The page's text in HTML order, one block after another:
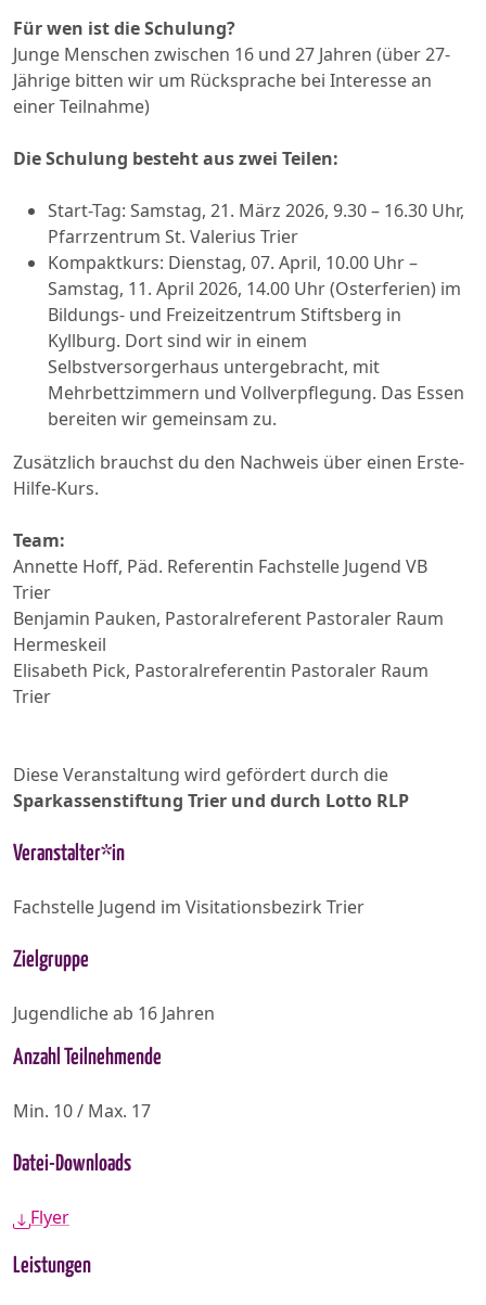
Für wen ist die Schulung?
Junge Menschen zwischen 16 und 27 Jahren (über 27-
Jährige bitten wir um Rücksprache bei Interesse an
einer Teilnahme)
Die Schulung besteht aus zwei Teilen:
Start-Tag: Samstag, 21. März 2026, 9.30 – 16.30 Uhr,
Pfarrzentrum St. Valerius Trier
Kompaktkurs: Dienstag, 07. April, 10.00 Uhr –
Samstag, 11. April 2026, 14.00 Uhr (Osterferien) im
Bildungs- und Freizeitzentrum Stiftsberg in
Kyllburg. Dort sind wir in einem
Selbstversorgerhaus untergebracht, mit
Mehrbettzimmern und Vollverpflegung. Das Essen
bereiten wir gemeinsam zu.
Zusätzlich brauchst du den Nachweis über einen Erste-
Hilfe-Kurs.
Team:
Annette Hoff, Päd. Referentin Fachstelle Jugend VB
Trier
Benjamin Pauken, Pastoralreferent Pastoraler Raum
Hermeskeil
Elisabeth Pick, Pastoralreferentin Pastoraler Raum
Trier
Diese Veranstaltung wird gefördert durch die
Sparkassenstiftung Trier und durch Lotto RLP
Veranstalter*in
Fachstelle Jugend im Visitationsbezirk Trier
Zielgruppe
Jugendliche ab 16 Jahren
Anzahl Teilnehmende
Min. 10 / Max. 17
Datei-Downloads
Flyer
Leistungen